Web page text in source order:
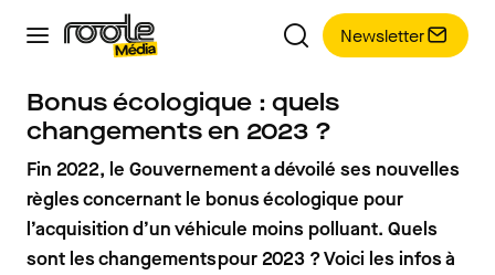
Newsletter
Bonus écologique : quels
changements en 2023 ?
Fin 2022, le Gouvernement a dévoilé ses nouvelles
règles concernant le bonus écologique pour
l’acquisition d’un véhicule moins polluant. Quels
sont les changements pour 2023 ? Voici les infos à